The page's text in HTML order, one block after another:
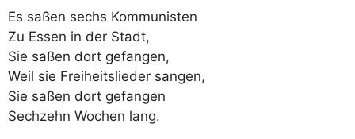
Es saßen sechs Kommunisten
Zu Essen in der Stadt,
Sie saßen dort gefangen,
Weil sie Freiheitslieder sangen,
Sie saßen dort gefangen
Sechzehn Wochen lang.